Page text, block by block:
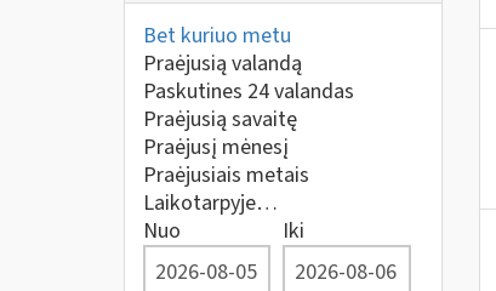
Bet kuriuo metu
Praėjusią valandą
Paskutines 24 valandas
Praėjusią savaitę
Praėjusį mėnesį
Praėjusiais metais
Laikotarpyje…
Nuo
Iki